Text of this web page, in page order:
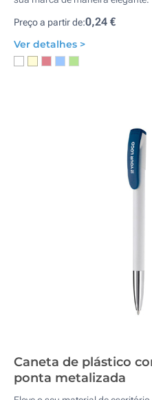
Preço a partir de:0,24 €
Ver detalhes >
Caneta de plástico
ponta metalizada